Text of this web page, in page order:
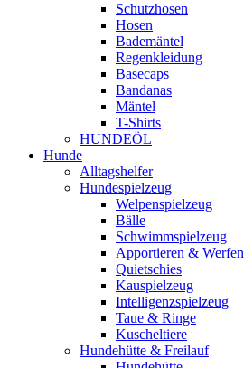
Schutzhosen
Hosen
Bademäntel
Regenkleidung
Basecaps
Bandanas
Mäntel
T-Shirts
HUNDEÖL
Hunde
Alltagshelfer
Hundespielzeug
Welpenspielzeug
Bälle
Schwimmspielzeug
Apportieren & Werfen
Quietschies
Kauspielzeug
Intelligenzspielzeug
Taue & Ringe
Kuscheltiere
Hundehütte & Freilauf